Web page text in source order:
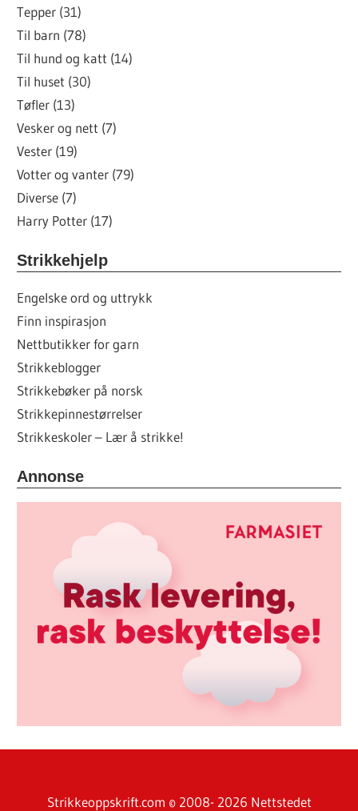
Tepper (31)
Til barn (78)
Til hund og katt (14)
Til huset (30)
Tøfler (13)
Vesker og nett (7)
Vester (19)
Votter og vanter (79)
Diverse (7)
Harry Potter (17)
Strikkehjelp
Engelske ord og uttrykk
Finn inspirasjon
Nettbutikker for garn
Strikkeblogger
Strikkebøker på norsk
Strikkepinnestørrelser
Strikkeskoler – Lær å strikke!
Annonse
Strikkeoppskrift.com © 2008- 2026 Nettstedet